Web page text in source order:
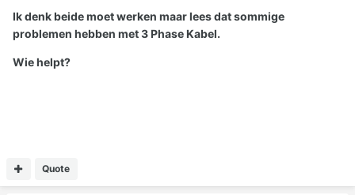
Ik denk beide moet werken maar lees dat sommige
problemen hebben met 3 Phase Kabel.
Wie helpt?
Quote